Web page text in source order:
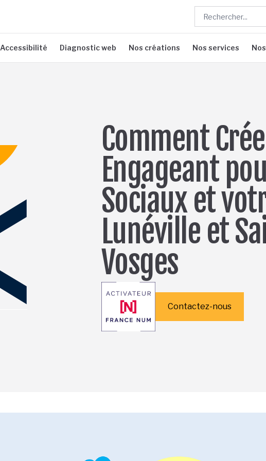
Accessibilité Diagnostic web Nos créations Nos services
Comment
Engageant
Sociaux et
Lunéville et
Vosges
Contactez-nous